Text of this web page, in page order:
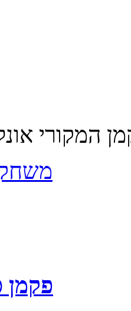
פקמן